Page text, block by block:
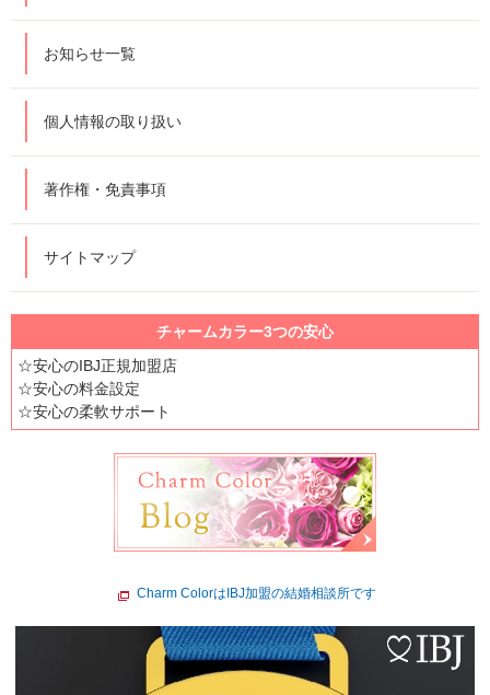
お知らせ一覧
個人情報の取り扱い
著作権・免責事項
サイトマップ
チャームカラー3つの安心
☆安心のIBJ正規加盟店
☆安心の料金設定
☆安心の柔軟サポート
Charm ColorはIBJ加盟の結婚相談所です